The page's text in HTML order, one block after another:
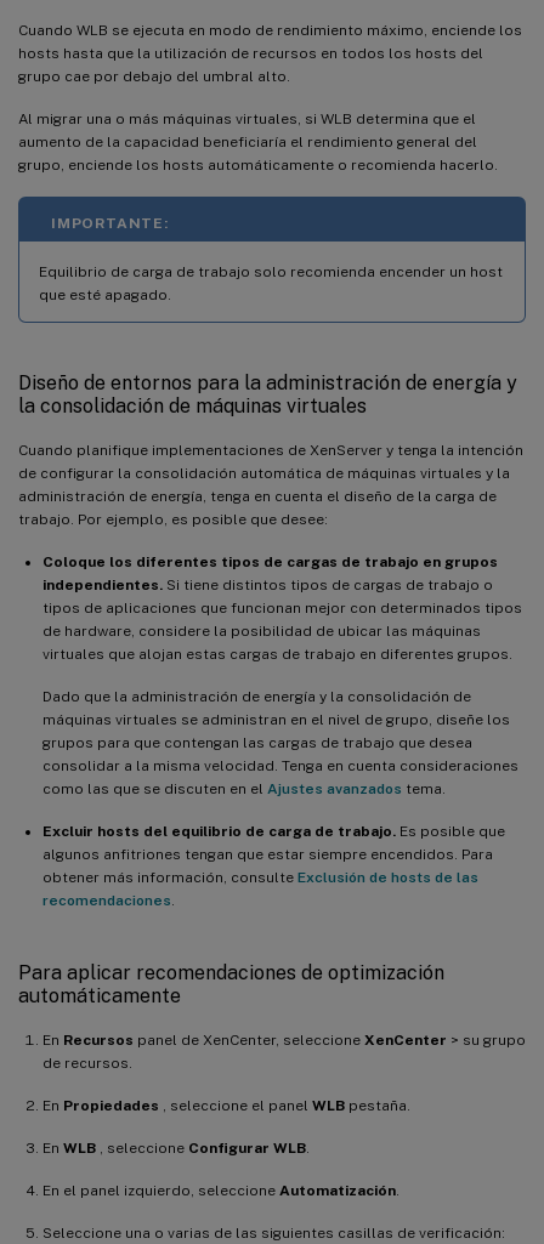
Cuando WLB se ejecuta en modo de rendimiento máximo, enciende los
hosts hasta que la utilización de recursos en todos los hosts del
grupo cae por debajo del umbral alto.
Al migrar una o más máquinas virtuales, si WLB determina que el
aumento de la capacidad beneficiaría el rendimiento general del
grupo, enciende los hosts automáticamente o recomienda hacerlo.
IMPORTANTE:
Equilibrio de carga de trabajo solo recomienda encender un host
que esté apagado.
Diseño de entornos para la administración de energía y
la consolidación de máquinas virtuales
Cuando planifique implementaciones de XenServer y tenga la intención
de configurar la consolidación automática de máquinas virtuales y la
administración de energía, tenga en cuenta el diseño de la carga de
trabajo. Por ejemplo, es posible que desee:
Coloque los diferentes tipos de cargas de trabajo en grupos
independientes. Si tiene distintos tipos de cargas de trabajo o
tipos de aplicaciones que funcionan mejor con determinados tipos
de hardware, considere la posibilidad de ubicar las máquinas
virtuales que alojan estas cargas de trabajo en diferentes grupos.
Dado que la administración de energía y la consolidación de
máquinas virtuales se administran en el nivel de grupo, diseñe los
grupos para que contengan las cargas de trabajo que desea
consolidar a la misma velocidad. Tenga en cuenta consideraciones
como las que se discuten en el Ajustes avanzados tema.
Excluir hosts del equilibrio de carga de trabajo. Es posible que
algunos anfitriones tengan que estar siempre encendidos. Para
obtener más información, consulte Exclusión de hosts de las
recomendaciones.
Para aplicar recomendaciones de optimización
automáticamente
En Recursos panel de XenCenter, seleccione XenCenter > su grupo
de recursos.
En Propiedades , seleccione el panel WLB pestaña.
En WLB , seleccione Configurar WLB.
En el panel izquierdo, seleccione Automatización.
Seleccione una o varias de las siguientes casillas de verificación: